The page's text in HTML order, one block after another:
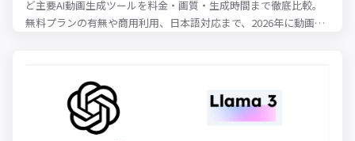
ど主要AI動画生成ツールを料金・画質・生成時間まで徹底比較。
無料プランの有無や商用利用、日本語対応まで、2026年に動画制